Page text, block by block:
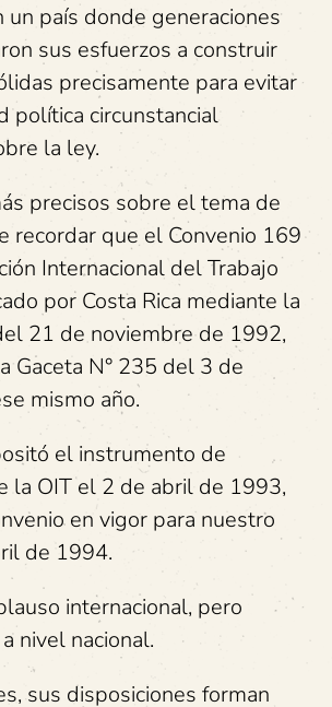
un país donde generaciones
sus esfuerzos a construir
precisamente para evitar
política circunstancial
la ley.
precisos sobre el tema de
recordar que el Convenio 169
Internacional del Trabajo
por Costa Rica mediante la
21 de noviembre de 1992,
Gaceta N° 235 del 3 de
mismo año.
el instrumento de
la OIT el 2 de abril de 1993,
en vigor para nuestro
de 1994.
internacional, pero
nivel nacional.
sus disposiciones forman